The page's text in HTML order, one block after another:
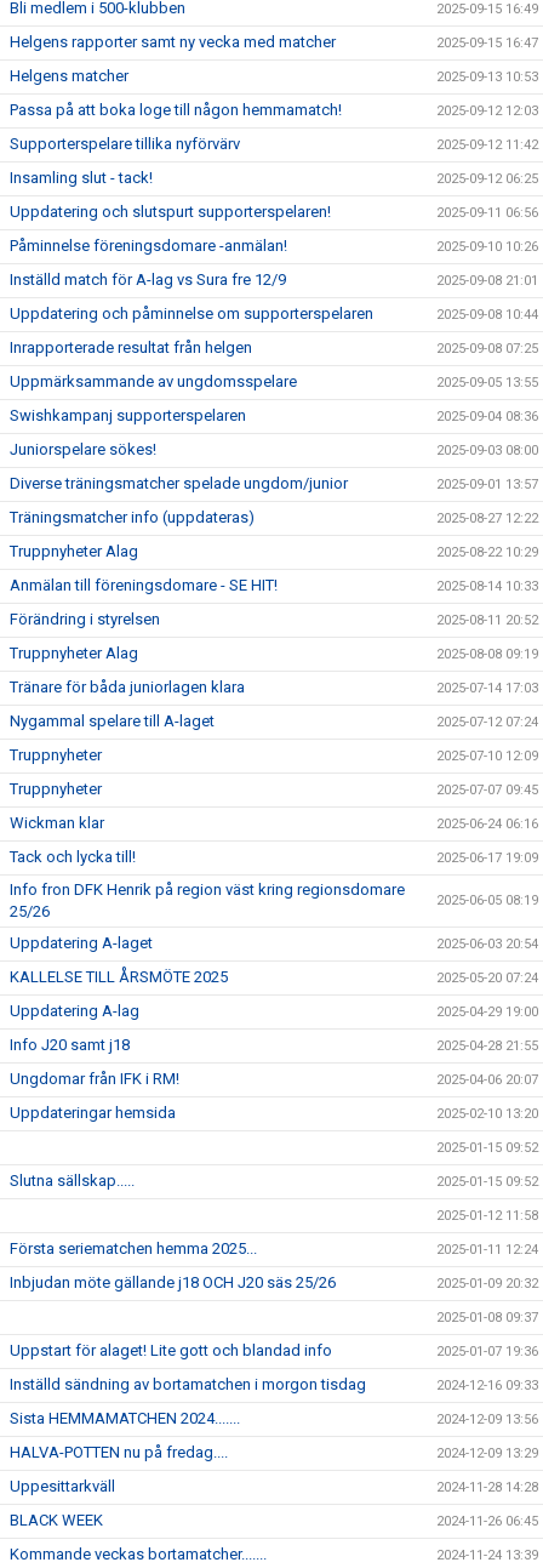
Bli medlem i 500-klubben 2025-09-15 16:49
Helgens rapporter samt ny vecka med matcher 2025-09-15 16:47
Helgens matcher 2025-09-13 10:53
Passa på att boka loge till någon hemmamatch! 2025-09-12 12:03
Supporterspelare tillika nyförvärv 2025-09-12 11:42
Insamling slut - tack! 2025-09-12 06:25
Uppdatering och slutspurt supporterspelaren! 2025-09-11 06:56
Påminnelse föreningsdomare -anmälan! 2025-09-10 10:26
Inställd match för A-lag vs Sura fre 12/9 2025-09-08 21:01
Uppdatering och påminnelse om supporterspelaren 2025-09-08 10:44
Inrapporterade resultat från helgen 2025-09-08 07:25
Uppmärksammande av ungdomsspelare 2025-09-05 13:55
Swishkampanj supporterspelaren 2025-09-04 08:36
Juniorspelare sökes! 2025-09-03 08:00
Diverse träningsmatcher spelade ungdom/junior 2025-09-01 13:57
Träningsmatcher info (uppdateras) 2025-08-27 12:22
Truppnyheter Alag 2025-08-22 10:29
Anmälan till föreningsdomare - SE HIT! 2025-08-14 10:33
Förändring i styrelsen 2025-08-11 20:52
Truppnyheter Alag 2025-08-08 09:19
Tränare för båda juniorlagen klara 2025-07-14 17:03
Nygammal spelare till A-laget 2025-07-12 07:24
Truppnyheter 2025-07-10 12:09
Truppnyheter 2025-07-07 09:45
Wickman klar 2025-06-24 06:16
Tack och lycka till! 2025-06-17 19:09
Info fron DFK Henrik på region väst kring regionsdomare
25/26
2025-06-05 08:19
Uppdatering A-laget 2025-06-03 20:54
KALLELSE TILL ÅRSMÖTE 2025 2025-05-20 07:24
Uppdatering A-lag 2025-04-29 19:00
Info J20 samt j18 2025-04-28 21:55
Ungdomar från IFK i RM! 2025-04-06 20:07
Uppdateringar hemsida 2025-02-10 13:20
2025-01-15 09:52
Slutna sällskap..... 2025-01-15 09:52
2025-01-12 11:58
Första seriematchen hemma 2025... 2025-01-11 12:24
Inbjudan möte gällande j18 OCH J20 säs 25/26 2025-01-09 20:32
2025-01-08 09:37
Uppstart för alaget! Lite gott och blandad info 2025-01-07 19:36
Inställd sändning av bortamatchen i morgon tisdag 2024-12-16 09:33
Sista HEMMAMATCHEN 2024....... 2024-12-09 13:56
HALVA-POTTEN nu på fredag.... 2024-12-09 13:29
Uppesittarkväll 2024-11-28 14:28
BLACK WEEK 2024-11-26 06:45
Kommande veckas bortamatcher....... 2024-11-24 13:39